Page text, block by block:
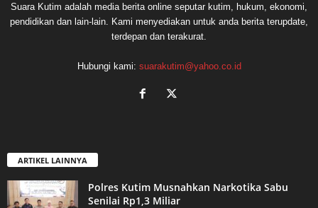
Suara Kutim adalah media berita online seputar kutim, hukum, ekonomi,
pendidikan dan lain-lain. Kami menyediakan untuk anda berita terupdate,
terdepan dan terakurat.
Hubungi kami: suarakutim@yahoo.co.id
ARTIKEL LAINNYA
Polres Kutim Musnahkan Narkotika Sabu
Senilai Rp1,3 Miliar